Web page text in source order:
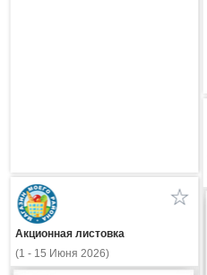
Акционная листовка
(1 - 15 Июня 2026)